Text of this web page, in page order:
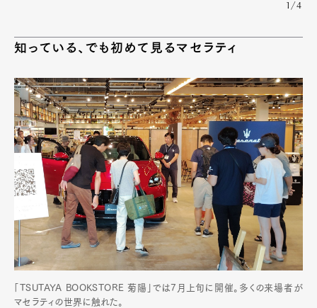
1/4
知っている、でも初めて見るマセラティ
「TSUTAYA BOOKSTORE 菊陽」では7月上旬に開催。多くの来場者が
マセラティの世界に触れた。